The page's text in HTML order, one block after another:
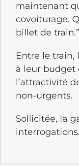
maintenant
covoiturage.
billet de train.”
Entre le
à leur budget
l’attractivité
non-urgents.
Sollicitée, la
interrogations.